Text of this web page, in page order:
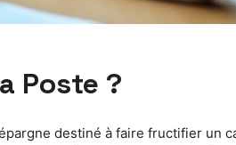
Poste ?
destiné à faire fructifier un